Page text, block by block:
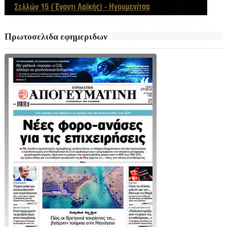
Πρωτοσελιδα εφημεριδων